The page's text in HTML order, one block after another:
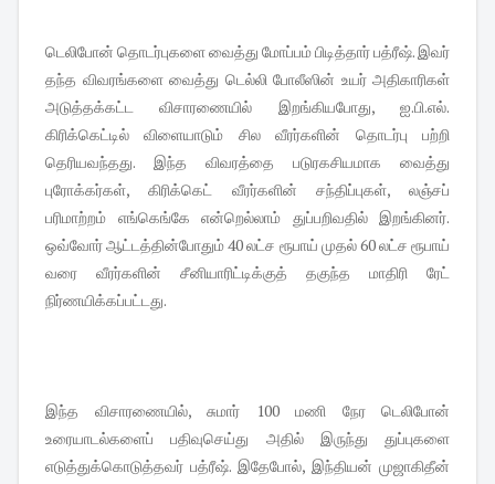
டெலிபோன் தொடர்புகளை வைத்து மோப்பம் பிடித்தார் பத்ரீஷ். இவர்
தந்த விவரங்களை வைத்து டெல்லி போலீஸின் உயர் அதிகாரிகள்
அடுத்தக்கட்ட விசாரணையில் இறங்கியபோது, ஐ.பி.எல்.
கிரிக்கெட்டில் விளையாடும் சில வீரர்களின் தொடர்பு பற்றி
தெரியவந்தது. இந்த விவரத்தை படுரகசியமாக வைத்து
புரோக்கர்கள், கிரிக்கெட் வீரர்களின் சந்திப்புகள், லஞ்சப்
பரிமாற்றம் எங்கெங்கே என்றெல்லாம் துப்பறிவதில் இறங்கினர்.
ஒவ்வோர் ஆட்டத்தின்போதும் 40 லட்ச ரூபாய் முதல் 60 லட்ச ரூபாய்
வரை வீரர்களின் சீனியாரிட்டிக்குத் தகுந்த மாதிரி ரேட்
நிர்ணயிக்கப்பட்டது.
இந்த விசாரணையில், சுமார் 100 மணி நேர டெலிபோன்
உரையாடல்களைப் பதிவுசெய்து அதில் இருந்து துப்புகளை
எடுத்துக்கொடுத்தவர் பத்ரீஷ். இதேபோல், இந்தியன் முஜாகிதீன்